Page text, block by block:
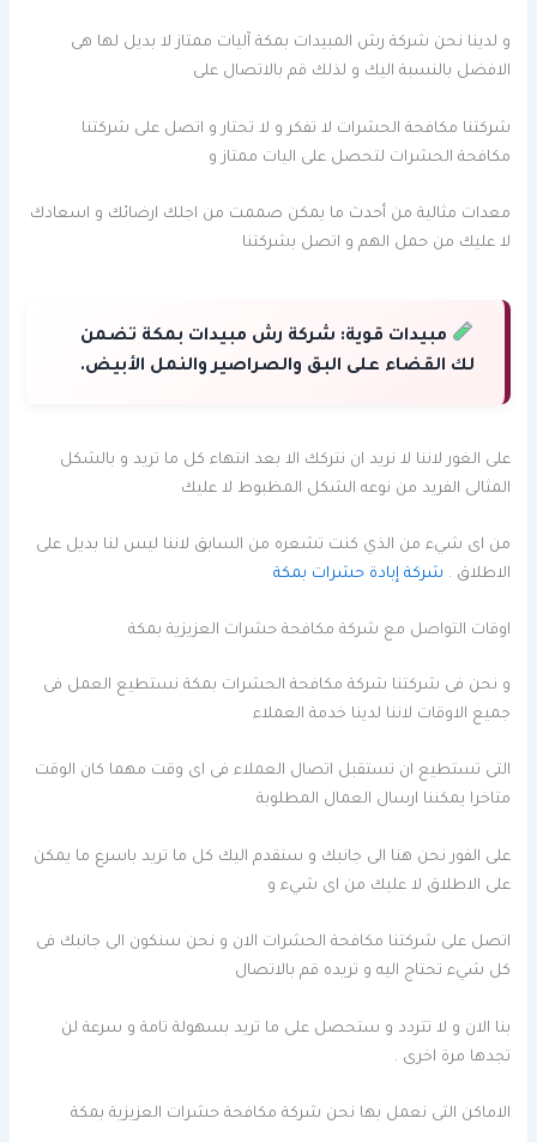
و لدينا نحن شركة رش المبيدات بمكة آليات ممتاز لا بديل لها هى
الافضل بالنسبة اليك و لذلك قم بالاتصال على
شركتنا مكافحة الحشرات لا تفكر و لا تحتار و اتصل على شركتنا
مكافحة الحشرات لتحصل على اليات ممتاز و
معدات مثالية من أحدث ما يمكن صممت من اجلك ارضائك و اسعادك
لا عليك من حمل الهم و اتصل بشركتنا
مبيدات قوية: شركة رش مبيدات بمكة تضمن
لك القضاء على البق والصراصير والنمل الأبيض.
على الغور لاننا لا نريد ان نتركك الا بعد انتهاء كل ما تريد و بالشكل
المثالى الفريد من نوعه الشكل المظبوط لا عليك
من اى شيء من الذي كنت تشعره من السابق لاننا ليس لنا بديل على
الاطلاق . شركة إبادة حشرات بمكة
اوقات التواصل مع شركة مكافحة حشرات العزيزية بمكة
و نحن فى شركتنا شركة مكافحة الحشرات بمكة نستطيع العمل فى
جميع الاوقات لاننا لدينا خدمة العملاء
التى تستطيع ان تستقبل اتصال العملاء فى اى وقت مهما كان الوقت
متاخرا يمكننا ارسال العمال المطلوبة
على الفور نحن هنا الى جانبك و سنقدم اليك كل ما تريد باسرع ما يمكن
على الاطلاق لا عليك من اى شيء و
اتصل على شركتنا مكافحة الحشرات الان و نحن سنكون الى جانبك فى
كل شيء تحتاج اليه و تريده قم بالاتصال
بنا الان و لا تتردد و ستحصل على ما تريد بسهولة تامة و سرعة لن
تجدها مرة اخرى .
الاماكن التى نعمل بها نحن شركة مكافحة حشرات العزيزية بمكة